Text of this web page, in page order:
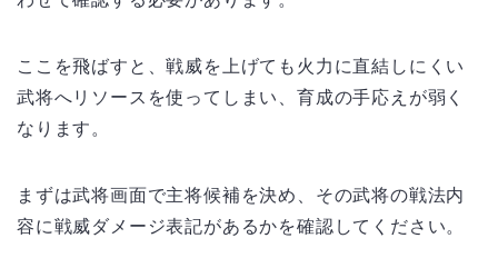
ここを飛ばすと、戦威を上げても火力に直結しにくい
武将へリソースを使ってしまい、育成の手応えが弱く
なります。
まずは武将画面で主将候補を決め、その武将の戦法内
容に戦威ダメージ表記があるかを確認してください。